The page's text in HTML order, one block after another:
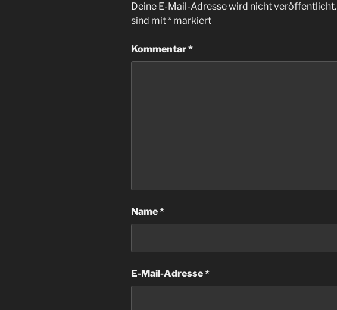
Deine E-Mail-Adresse wird nicht veröffentlicht.
sind mit* markiert
Kommentar*
Name*
E-Mail-Adresse*